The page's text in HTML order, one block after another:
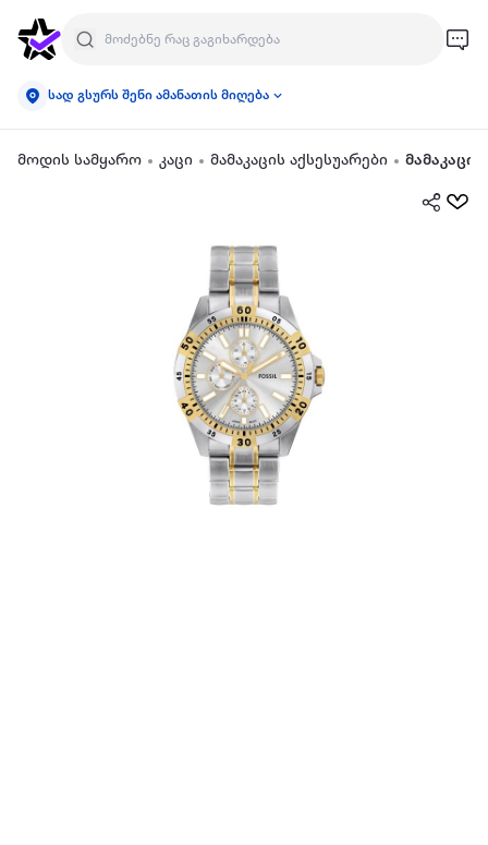
სად გსურს შენი ამანათის მიღება
მოდის სამყარო კაცი მამაკაცის აქსესუარები